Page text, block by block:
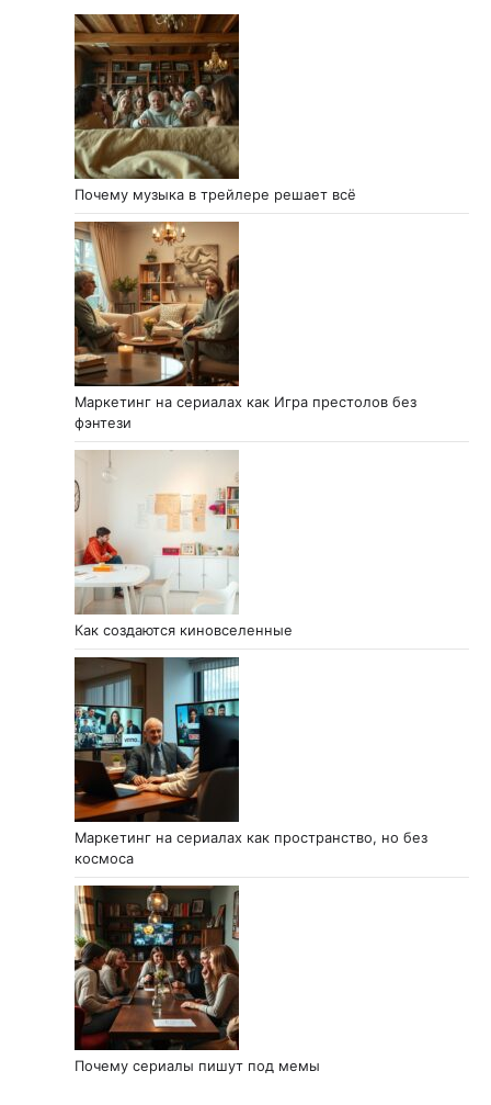
Почему музыка в трейлере решает всё
Маркетинг на сериалах как Игра престолов без
фэнтези
Как создаются киновселенные
Маркетинг на сериалах как пространство, но без
космоса
Почему сериалы пишут под мемы